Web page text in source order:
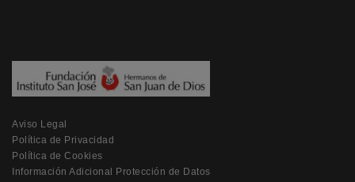
Aviso Legal
Política de Privacidad
Política de Cookies
Información Adicional Protección de Datos